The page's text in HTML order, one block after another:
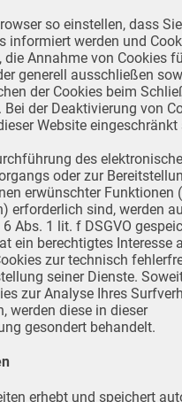
so einstellen, dass
informiert werden und
die Annahme von Cookies
generell ausschließen
der Cookies beim
Bei der Deaktivierung von
Website eingeschränkt
des
oder zur
erwünschter Funktionen
erforderlich sind, werden
Abs. 1 lit. f DSGVO
ein berechtigtes Interesse
zur technisch
seiner Dienste.
zur Analyse Ihres
werden diese in dieser
gesondert behandelt.
erhebt und speichert